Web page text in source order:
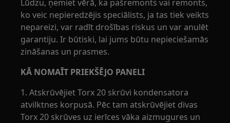
Lūdzu, ņemiet vērā, ka pašremonts vai remonts,
ko veic nepieredzējis speciālists, ja tas tiek veikts
nepareizi, var radīt drošības riskus un var anulēt
garantiju. Ir būtiski, lai jums būtu nepieciešamās
zināšanas un prasmes.
KĀ NOMAĪT PRIEKŠĒJO PANELI
1. Atskrūvējiet Torx 20 skrūvi kondensatora
atvilktnes korpusā. Pēc tam atskrūvējiet divas
Torx 20 skrūves uz ierīces vāka aizmugures un